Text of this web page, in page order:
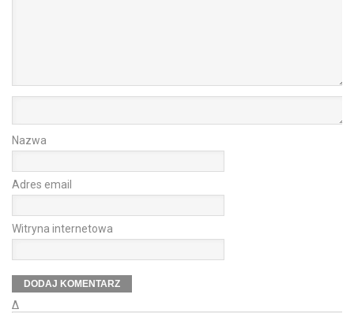
Nazwa
Adres email
Witryna internetowa
Δ